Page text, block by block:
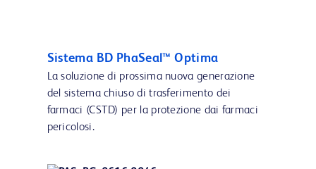
Sistema BD PhaSeal™ Optima
La soluzione di prossima nuova generazione
del sistema chiuso di trasferimento dei
farmaci (CSTD) per la protezione dai farmaci
pericolosi.